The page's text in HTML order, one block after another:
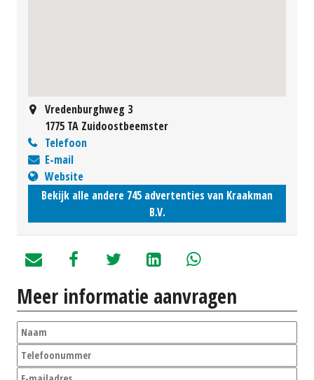
Vredenburghweg 3
1775 TA Zuidoostbeemster
Telefoon
E-mail
Website
Bekijk alle andere 745 advertenties van Kraakman
B.V.
Meer informatie aanvragen